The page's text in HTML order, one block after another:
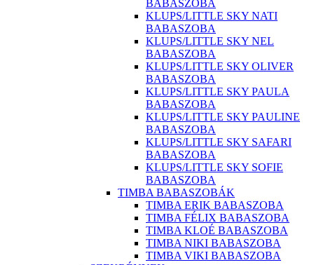
BABASZOBA
KLUPS/LITTLE SKY NATI
BABASZOBA
KLUPS/LITTLE SKY NEL
BABASZOBA
KLUPS/LITTLE SKY OLIVER
BABASZOBA
KLUPS/LITTLE SKY PAULA
BABASZOBA
KLUPS/LITTLE SKY PAULINE
BABASZOBA
KLUPS/LITTLE SKY SAFARI
BABASZOBA
KLUPS/LITTLE SKY SOFIE
BABASZOBA
TIMBA BABASZOBÁK
TIMBA ERIK BABASZOBA
TIMBA FÉLIX BABASZOBA
TIMBA KLOÉ BABASZOBA
TIMBA NIKI BABASZOBA
TIMBA VIKI BABASZOBA